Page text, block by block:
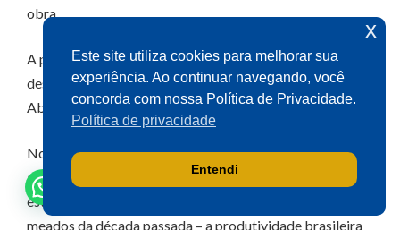
obra.
A produtividade média da economia brasileira cresceu
desde 2011, nesse governo, apenas 0,4% ao ano.
Absolutamente nada.
Nos oito anos anteriores – em função da força do
agronegócio, mas em especial em razão das reformas
estruturais por que passou a economia brasileira até
meados da década passada – a produtividade brasileira
Ao clicar para iniciar o contato pelo WhatsApp, você
concorda que seus dados serão utilizados exclusivamente
para atendimento relacionado às demandas, sugestões ou
informações referentes ao mandato do Deputado Aécio
Neves. Seus dados serão tratados com sigilo e não serão
compartilhados com terceiros.
Este site utiliza cookies para melhorar sua
experiência. Ao continuar navegando, você
concorda com nossa Política de Privacidade.
Política de privacidade
Entendi
x